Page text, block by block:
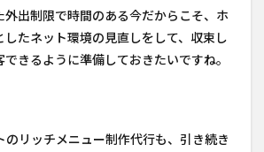
外出制限で時間のある今だからこそ、ホ
たネット環境の見直しをして、収束し
きるように準備しておきたいですね。
のリッチメニュー制作代行も、引き続き